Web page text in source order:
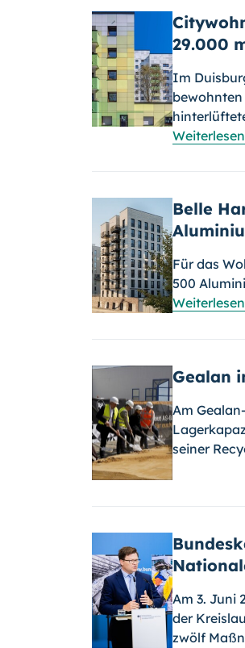
29.000
Im
Weiterlesen
Belle
Für das
500
Weiterlesen
Gealan
Am
seiner
Am 3. Juni
der
zwölf